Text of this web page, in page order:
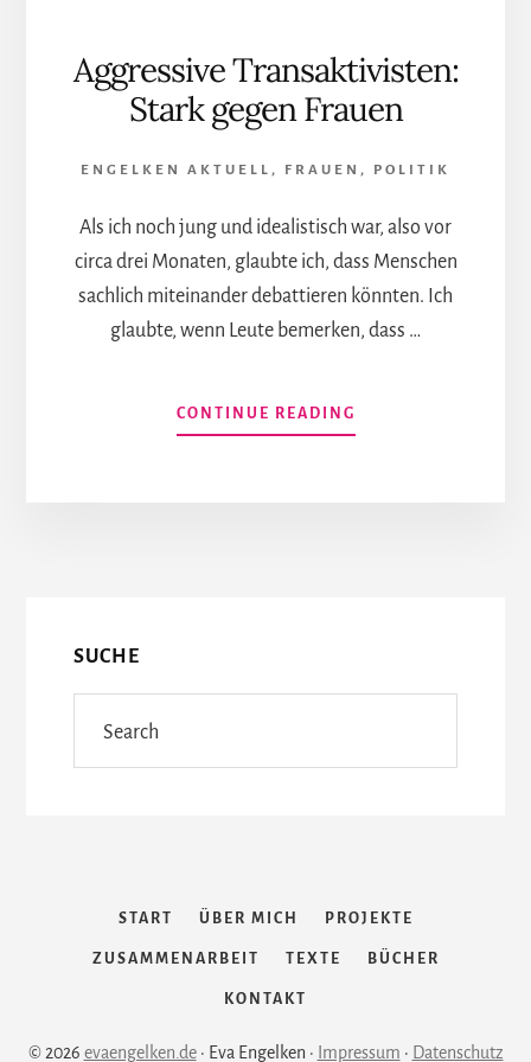
Aggressive Transaktivisten:
Stark gegen Frauen
ENGELKEN AKTUELL , FRAUEN , POLITIK
Als ich noch jung und idealistisch war, also vor
circa drei Monaten, glaubte ich, dass Menschen
sachlich miteinander debattieren könnten. Ich
glaubte, wenn Leute bemerken, dass …
CONTINUE READING
ZUM
SUCHE
START ÜBER MICH PROJEKTE
ZUSAMMENARBEIT TEXTE BÜCHER
KONTAKT
© 2026 evaengelken.de· Eva Engelken · Impressum · Datenschutz